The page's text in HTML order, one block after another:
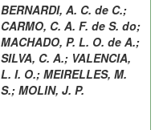
BERNARDI, A. C. de C.;
CARMO, C. A. F. de S. do;
MACHADO, P. L. O. de A.;
SILVA, C. A.; VALENCIA,
L. I. O.; MEIRELLES, M.
S.; MOLIN, J. P.